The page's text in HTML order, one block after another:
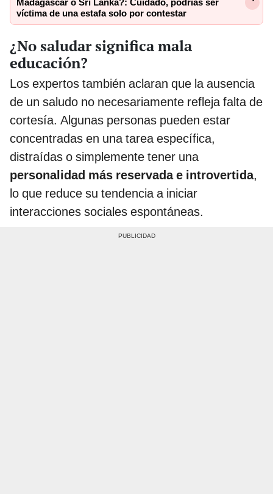
Madagascar o Sri Lanka?: Cuidado, podrías ser
víctima de una estafa solo por contestar
¿No saludar significa mala
educación?
Los expertos también aclaran que la ausencia
de un saludo no necesariamente refleja falta de
cortesía. Algunas personas pueden estar
concentradas en una tarea específica,
distraídas o simplemente tener una
personalidad más reservada e introvertida,
lo que reduce su tendencia a iniciar
interacciones sociales espontáneas.